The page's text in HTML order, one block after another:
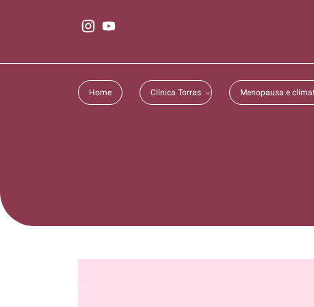
Home Clínica Torras Menopausa e